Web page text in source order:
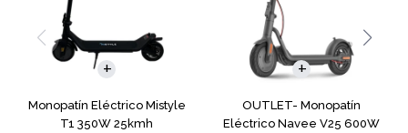
Monopatín Eléctrico Mistyle
T1 350W 25kmh
OUTLET- Monopatín
Eléctrico Navee V25 600W